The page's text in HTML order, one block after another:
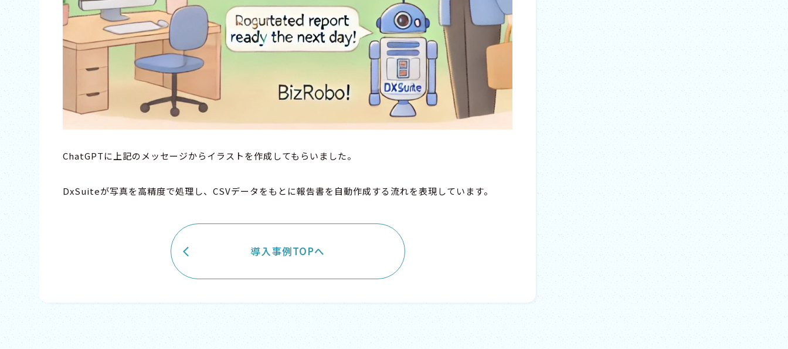
ChatGPTに上記のメッセージからイラストを作成してもらいました。
DxSuiteが写真を高精度で処理し、CSVデータをもとに報告書を自動作成する流れを表現しています。
導入事例TOPへ